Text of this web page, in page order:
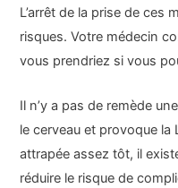
L’arrêt de la prise de ces
risques. Votre médecin
vous prendriez si vous
Il n’y a pas de remède
le cerveau et provoque la
attrapée assez tôt, il
réduire le risque de